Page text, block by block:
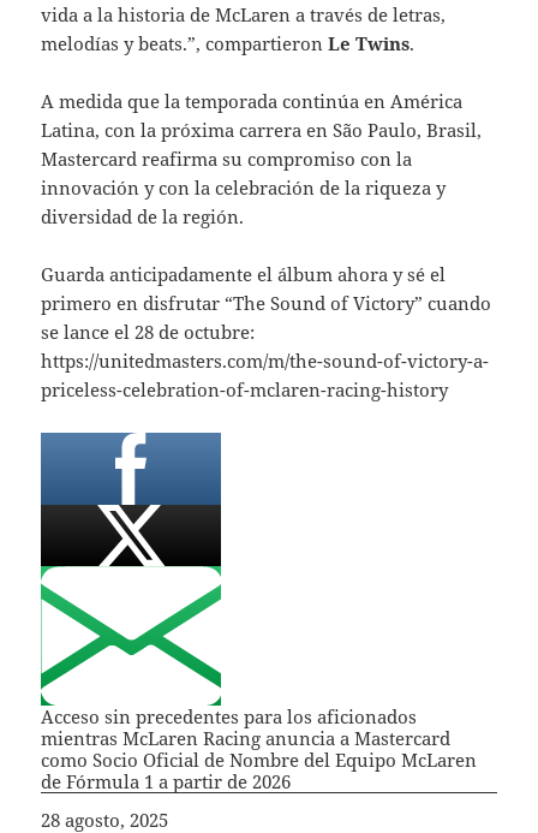
vida a la historia de McLaren a través de letras,
melodías y beats.”, compartieronLe Twins.
A medida que la temporada continúa en América
Latina, con la próxima carrera en São Paulo, Brasil,
Mastercard reafirma su compromiso con la
innovación y con la celebración de la riqueza y
diversidad de la región.
Guarda anticipadamente el álbum ahora y sé el
primero en disfrutar “The Sound of Victory” cuando
se lance el 28 de octubre:
https://unitedmasters.com/m/the-sound-of-victory-a-
priceless-celebration-of-mclaren-racing-history
Acceso sin precedentes para los aficionados
mientras McLaren Racing anuncia a Mastercard
como Socio Oficial de Nombre del Equipo McLaren
de Fórmula 1 a partir de 2026
Fecha
28 agosto, 2025